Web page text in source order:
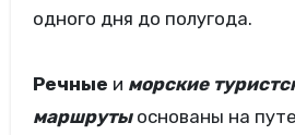
одного дня до полугода.
Речные и морские
маршрутыоснованы на